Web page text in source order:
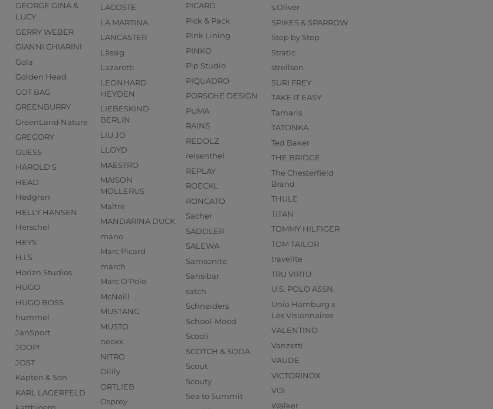
GEORGE GINA &
LUCY
GERRY WEBER
GIANNI CHIARINI
Gola
Golden Head
GOT BAG
GREENBURRY
GreenLand Nature
GREGORY
GUESS
HAROLD'S
HEAD
Hedgren
HELLY HANSEN
Herschel
HEYS
H.I.S
Horizn Studios
HUGO
HUGO BOSS
hummel
JanSport
JOOP!
JOST
Kapten & Son
KARL LAGERFELD
LACOSTE
LA MARTINA
LANCASTER
Lässig
Lazarotti
LEONHARD
HEYDEN
LIEBESKIND
BERLIN
LIU JO
LLOYD
MAESTRO
MAISON
MOLLERUS
Maître
MANDARINA DUCK
mano
Marc Picard
march
Marc O'Polo
McNeill
MUSTANG
MUSTO
neoxx
NITRO
Oilily
ORTLIEB
Osprey
PICARD
Pick & Pack
Pink Lining
PINKO
Pip Studio
PIQUADRO
PORSCHE DESIGN
PUMA
RAINS
REDOLZ
reisenthel
REPLAY
ROECKL
RONCATO
Sacher
SADDLER
SALEWA
Samsonite
Sansibar
satch
Schneiders
School-Mood
Scooli
SCOTCH & SODA
Scout
Scouty
Sea to Summit
s.Oliver
SPIKES & SPARROW
Step by Step
Stratic
strellson
SURI FREY
TAKE IT EASY
Tamaris
TATONKA
Ted Baker
THE BRIDGE
The Chesterfield
Brand
THULE
TITAN
TOMMY HILFIGER
TOM TAILOR
travelite
TRU VIRTU
U.S. POLO ASSN.
Unio Hamburg x
Les Visionnaires
VALENTINO
Vanzetti
VAUDE
VICTORINOX
VOi
Walker